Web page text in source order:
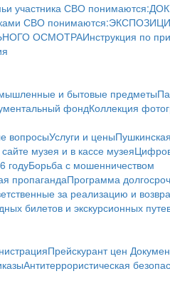
участника СВО понимаются:
СВО понимаются:
ОСМОТРАИнструкция по
и бытовые предметы
фондКоллекция
вопросыУслуги и цены
музея и в кассе музея
годуБорьба с мошенничеством
пропагандаПрограмма
за реализацию и
билетов и экскурсионных
Прейскурант цен
Антитеррористическая